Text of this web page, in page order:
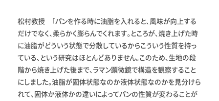
松村教授 「パンを作る時に油脂を入れると、風味が向上する
だけでなく、柔らかく膨らんでくれます。ところが、焼き上げた時
に油脂がどういう状態で分散しているからこういう性質を持っ
ている、という研究はほとんどありません。このため、生地の段
階から焼き上げた後まで、ラマン顕微鏡で構造を観察すること
にしました。油脂が固体状態なのか液体状態なのかを見分けら
れて、固体か液体かの違いによってパンの性質が変わることが